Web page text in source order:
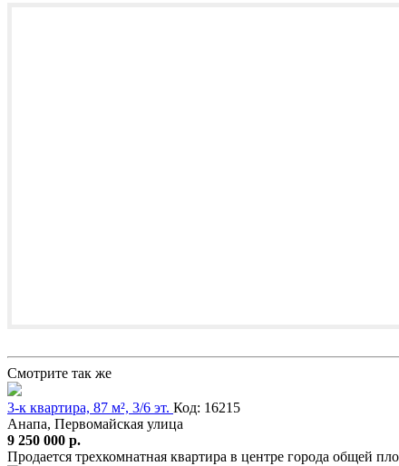
Смотрите так же
3-к квартира, 87 м², 3/6 эт. Код: 16215
Анапа, Первомайская улица
9 250 000 р.
Продается трехкомнатная квартира в центре города общей